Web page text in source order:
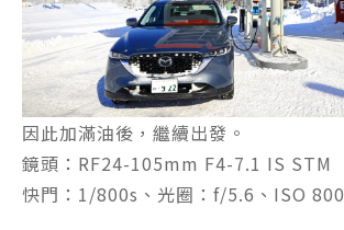
因此加滿油後，繼續出發。
鏡頭：RF24-105mm F4-7.1 IS STM
快門：1/800s、光圈：f/5.6、ISO 800